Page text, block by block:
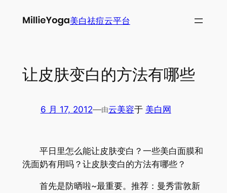
美白祛痘云平台
让皮肤变白的方法有哪些
6 月 17, 2012—由云美容于 美白网
平日里怎么能让皮肤变白？一些美白面膜和
洗面奶有用吗？让皮肤变白的方法有哪些？
首先是防晒啦~最重要。推荐：曼秀雷敦新